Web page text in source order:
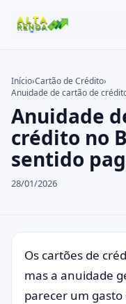
Cartão de Crédito
Consignado
Conta Digital
Empréstimo
Imóvel
Legal
Buscar no
Buscar por:
Pressione Enter
Início›Cartão de Crédito›
Anuidade de cartão de
Anuidade
crédito no
sentido
28/01/2026
Os cartões de
mas a anuidade
parecer um gasto